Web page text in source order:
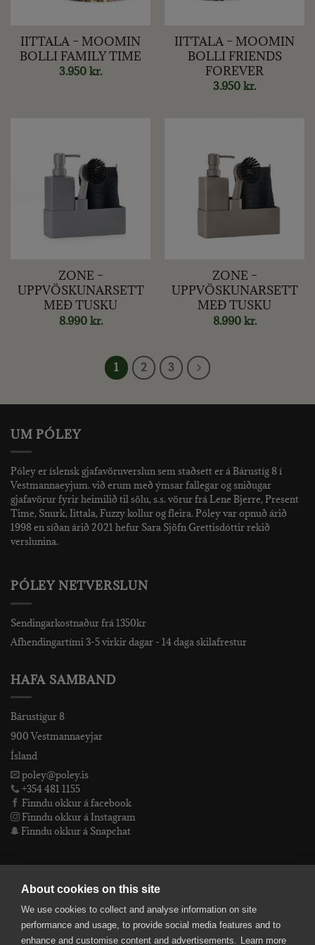
IITTALA – MOOMIN
BOLLI FAMILY TIME
3.950 kr.
IITTALA – MOOMIN
BOLLI FRIENDS
FOREVER
3.950 kr.
ZONE –
UPPVÖSKUNARSETT
MEÐ TUSKU
8.990 kr.
ZONE –
UPPVÖSKUNARSETT
MEÐ TUSKU
8.990 kr.
1 2 3
UM PÓLEY
Póley er íslensk gjafavöruverslun sem staðsett er á Bárustíg 8 í
Vestmannaeyjum. við erum með ýmsar fallegar og sniðugar
gjafavörur fyrir heimilið til sölu, s.s. vörur frá Lene Bjerre, Present
Time, Snurk, Iittala, Fuzzy kollur og fleira. Póley var opnuð árið
1998 en síðan árið 2021 hefur Sara Sjöfn Grettisdóttir rekið
verslunina.
PÓLEY NETVERSLUN
Sendingarkostnaður frá 1350kr
Afhendingartími 3-5 virkir dagar - 14 daga skilafrestur
HAFA SAMBAND
Bárustígur 8
900 Vestmannaeyjar
Ísland
poley@poley.is
+354 481 1155
Finndu okkur á facebook
Finndu okkur á Instagram
Finndu okkur á Snapchat
Póley ehf
kt: 4905072480
About cookies on this site
We use cookies to collect and analyse information on site
performance and usage, to provide social media features and to
enhance and customise content and advertisements. Learn more